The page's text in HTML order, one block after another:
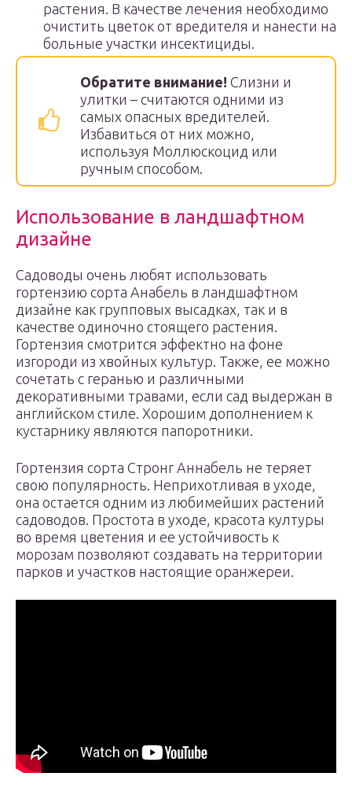
растения. В качестве лечения необходимо
очистить цветок от вредителя и нанести на
больные участки инсектициды.
Обратите внимание! Слизни и
улитки – считаются одними из
самых опасных вредителей.
Избавиться от них можно,
используя Моллюскоцид или
ручным способом.
Использование в ландшафтном
дизайне
Садоводы очень любят использовать
гортензию сорта Анабель в ландшафтном
дизайне как групповых высадках, так и в
качестве одиночно стоящего растения.
Гортензия смотрится эффектно на фоне
изгороди из хвойных культур. Также, ее можно
сочетать с геранью и различными
декоративными травами, если сад выдержан в
английском стиле. Хорошим дополнением к
кустарнику являются папоротники.
Гортензия сорта Стронг Аннабель не теряет
свою популярность. Неприхотливая в уходе,
она остается одним из любимейших растений
садоводов. Простота в уходе, красота културы
во время цветения и ее устойчивость к
морозам позволяют создавать на территории
парков и участков настоящие оранжереи.